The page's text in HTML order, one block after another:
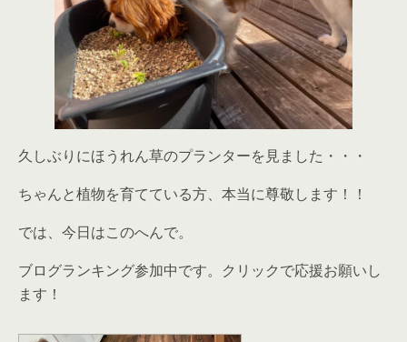
久しぶりにほうれん草のプランターを見ました・・・
ちゃんと植物を育てている方、本当に尊敬します！！
では、今日はこのへんで。
ブログランキング参加中です。クリックで応援お願いし
ます！